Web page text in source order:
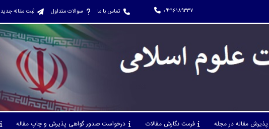
09216189337 تماس با ما سوالات متداول ثبت مقاله جدید
مقاله در مجله فرمت نگارش مقالات درخواست صدور گواهی پذیرش و چاپ مقاله